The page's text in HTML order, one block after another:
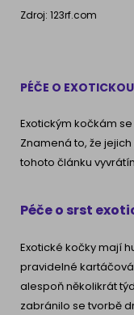
Zdroj: 123rf.com
PÉČE O
Exotickým kočkám
Znamená to, že
tohoto článku
Péče o srst
Exotické kočky mají
pravidelné
alespoň několikrát
zabránilo se tvorbě